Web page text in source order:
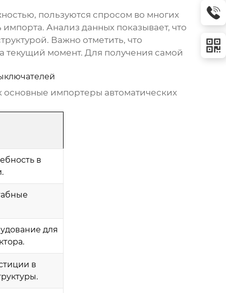
пользуются спросом во многих
Анализ данных показывает, что
Важно отметить, что
текущий момент. Для получения самой
основные импортеры автоматических
в
для
в